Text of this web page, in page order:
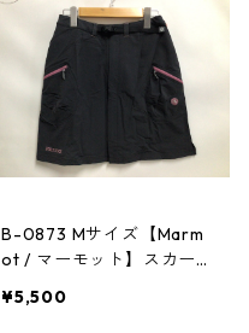
B-0873 Mサイズ【Marm
ot / マーモット】スカー
GRY レディース
¥5,500